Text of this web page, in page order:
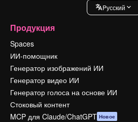
Pусский
Продукция
Spaces
ИИ-помощник
Генератор изображений ИИ
Генератор видео ИИ
Генератор голоса на основе ИИ
Стоковый контент
MCP для Claude/ChatGPT Новое